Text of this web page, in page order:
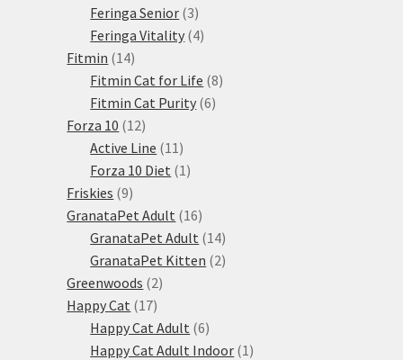
produkty
Feringa Senior 33
produkty
Feringa Vitality 44
Fitmin 1414
produktů
Fitmin Cat for Life 88
Fitmin Cat Purity 66
Forza 10 1212
produktů
Active Line 11 11
produktů
Forza 10 Diet 1 1
Friskies 99
produktů
GranataPet Adult 1616
produktů
GranataPet Adult 1414
produktů
GranataPet Kitten 22
Greenwoods 22
Happy Cat 1717
produktů
Happy Cat Adult 66
produktů
Happy Cat Adult Indoor 1 1